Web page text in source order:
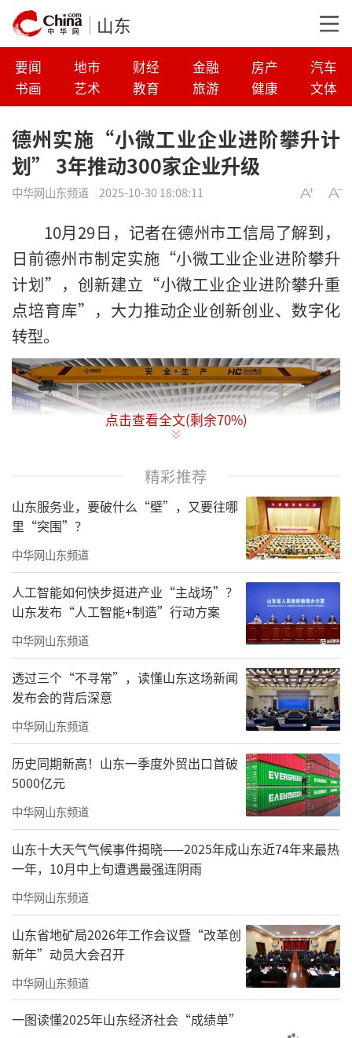
山东
要闻 地市 财经 金融 房产
汽车
书画
艺术 教育 旅游 健康 文体
德州实施“小微工业企业进阶攀升计
划” 3年推动300家企业升级
中华网山东频道 2025-10-30 18:08:11
10月29日，记者在德州市工信局了解到，
日前德州市制定实施“小微工业企业进阶攀升
计划”，创新建立“小微工业企业进阶攀升重
点培育库”，大力推动企业创新创业、数字化
转型。
按照进阶攀升计划，德州市工信局根据企
业不同发展阶段，从营业收入、创新能力、数
字化转型等关键维度制定分级筛选标准，建
立“小微工业企业进阶攀升重点培育库”，将
入库企业科学划分为“启航期”“成长
期”“跃升期”三个梯队，每个梯队初步筛选1
00家企业，为所有入库企业统一授牌，切实增
强企业荣誉感与发展信心。
从营收增长、创新成果转化、数字化转型
成效、发展规划落地等方面着手，对入库企业
提供全方位指导，助力企业快速突破发展瓶
颈。采取线上培训、线下诊断、市场开拓、要
素保障等一系列措施，助力小微工业企业发
展，力争在3年内，推动至少300家小微工业企
业升级为质量领先、效益突出的规上标杆企
业。
建立动态评估机制，不定期评估企业情
况，对达到更高梯队标准的企业及时提档升
点击查看全文(剩余70%)
精彩推荐
山东服务业，要破什么“壁”，又要往哪
里“突围”？
中华网山东频道
人工智能如何快步挺进产业“主战场”？
山东发布“人工智能+制造”行动方案
中华网山东频道
透过三个“不寻常”，读懂山东这场新闻
发布会的背后深意
中华网山东频道
历史同期新高！山东一季度外贸出口首破
5000亿元
中华网山东频道
山东十大天气气候事件揭晓——2025年成山东近74年来最热
一年，10月中上旬遭遇最强连阴雨
中华网山东频道
山东省地矿局2026年工作会议暨“改革创
新年”动员大会召开
中华网山东频道
一图读懂2025年山东经济社会“成绩单”